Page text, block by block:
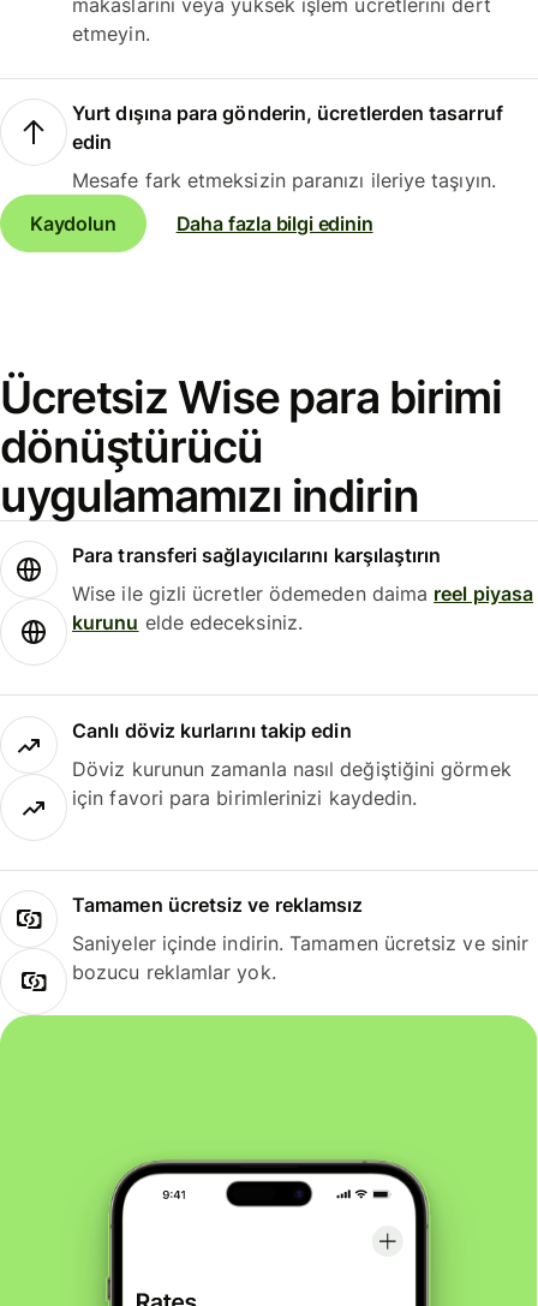
makaslarını veya yüksek işlem ücretlerini dert
etmeyin.
Yurt dışına para gönderin, ücretlerden tasarruf
edin
Mesafe fark etmeksizin paranızı ileriye taşıyın.
Kaydolun
Daha fazla bilgi edinin
Ücretsiz Wise para birimi
dönüştürücü
uygulamamızı indirin
Para transferi sağlayıcılarını karşılaştırın
Wise ile gizli ücretler ödemeden daima reel piyasa
kurunu elde edeceksiniz.
Canlı döviz kurlarını takip edin
Döviz kurunun zamanla nasıl değiştiğini görmek
için favori para birimlerinizi kaydedin.
Tamamen ücretsiz ve reklamsız
Saniyeler içinde indirin. Tamamen ücretsiz ve sinir
bozucu reklamlar yok.